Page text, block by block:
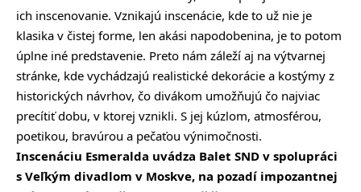
ich inscenovanie. Vznikajú inscenácie, kde to už nie je
klasika v čistej forme, len akási napodobenina, je to potom
úplne iné predstavenie. Preto nám záleží aj na výtvarnej
stránke, kde vychádzajú realistické dekorácie a kostýmy z
historických návrhov, čo divákom umožňujú čo najviac
precítiť dobu, v ktorej vznikli. S jej kúzlom, atmosférou,
poetikou, bravúrou a pečaťou výnimočnosti.
Inscenáciu Esmeralda uvádza Balet SND v spolupráci
s Veľkým divadlom v Moskve, na pozadí impozantnej